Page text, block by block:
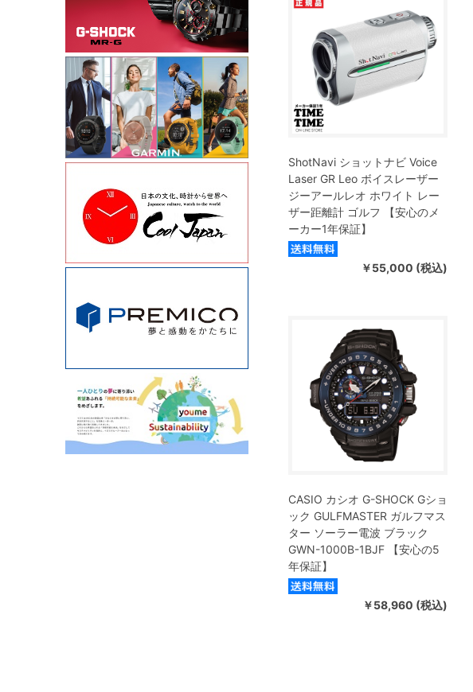
ShotNavi ショットナビ Voice
Laser GR Leo ボイスレーザー
ジーアールレオ ホワイト レー
ザー距離計 ゴルフ 【安心のメ
ーカー1年保証】
￥55,000 (税込)
CASIO カシオ G-SHOCK Gショ
ック GULFMASTER ガルフマス
ター ソーラー電波 ブラック
GWN-1000B-1BJF 【安心の5
年保証】
￥58,960 (税込)